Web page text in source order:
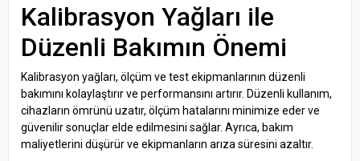
Kalibrasyon Yağları ile
Düzenli Bakımın Önemi
Kalibrasyon yağları, ölçüm ve test ekipmanlarının düzenli
bakımını kolaylaştırır ve performansını artırır. Düzenli kullanım,
cihazların ömrünü uzatır, ölçüm hatalarını minimize eder ve
güvenilir sonuçlar elde edilmesini sağlar. Ayrıca, bakım
maliyetlerini düşürür ve ekipmanların arıza süresini azaltır.